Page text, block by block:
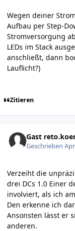
Wegen deiner
Aufbau per Step-
Stromversorgung
LEDs im Stack
anschließt, dann
Lauflicht?)
Zitieren
Gast
Geschrieben
Verzeiht die
drei DCs 1.0 Einer
involviert, als ich
Den erkenne ich
Ansonsten lässt er
anderen.